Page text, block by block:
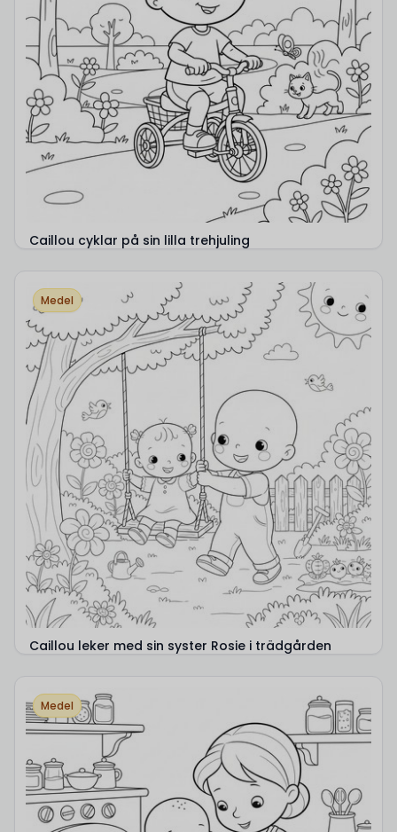
Caillou cyklar på sin lilla trehjuling
Medel
Caillou leker med sin syster Rosie i trädgården
Medel